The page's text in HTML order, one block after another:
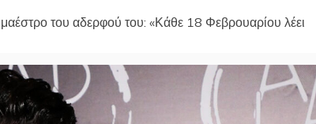
του αδερφού του: «Κάθε 18 Φεβρουαρίου λέει